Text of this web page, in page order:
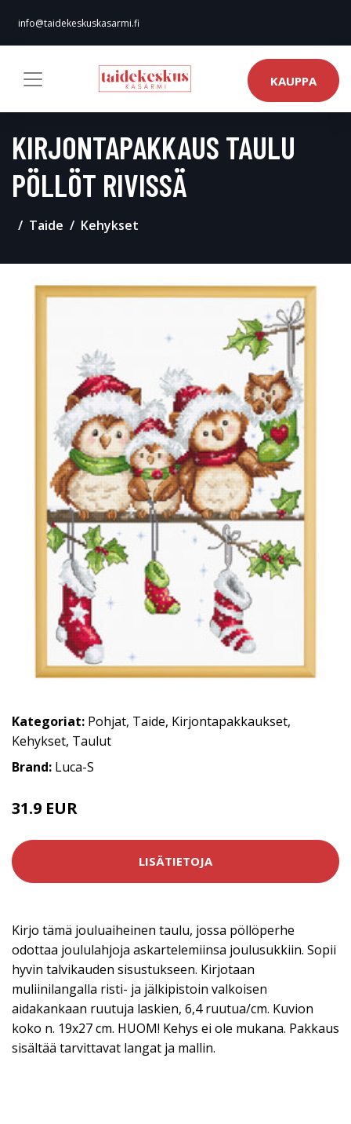
info@taidekeskuskasarmi.fi
KAUPPA
KIRJONTAPAKKAUS TAULU
PÖLLÖT RIVISSÄ
Taide Kehykset
Kategoriat: Pohjat, Taide, Kirjontapakkaukset,
Kehykset, Taulut
Brand: Luca-S
31.9 EUR
LISÄTIETOJA
Kirjo tämä jouluaiheinen taulu, jossa pöllöperhe
odottaa joululahjoja askartelemiinsa joulusukkiin. Sopii
hyvin talvikauden sisustukseen. Kirjotaan
muliinilangalla risti- ja jälkipistoin valkoisen
aidakankaan ruutuja laskien, 6,4 ruutua/cm. Kuvion
koko n. 19x27 cm. HUOM! Kehys ei ole mukana. Pakkaus
sisältää tarvittavat langat ja mallin.